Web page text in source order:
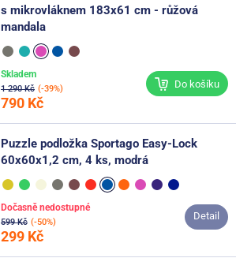
s mikrovláknem 183x61 cm - růžová
mandala
1 290 Kč (-39%)
790 Kč
Skladem
Do košíku
Puzzle podložka Sportago Easy-Lock
60x60x1,2 cm, 4 ks, modrá
599 Kč (-50%)
299 Kč
Dočasně nedostupné
Detail